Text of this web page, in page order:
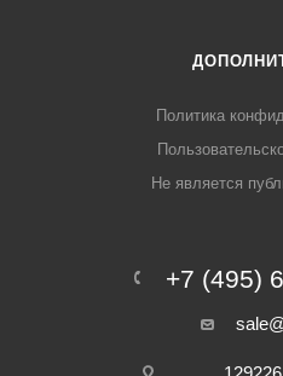
Политика
Не является
+7 (495)